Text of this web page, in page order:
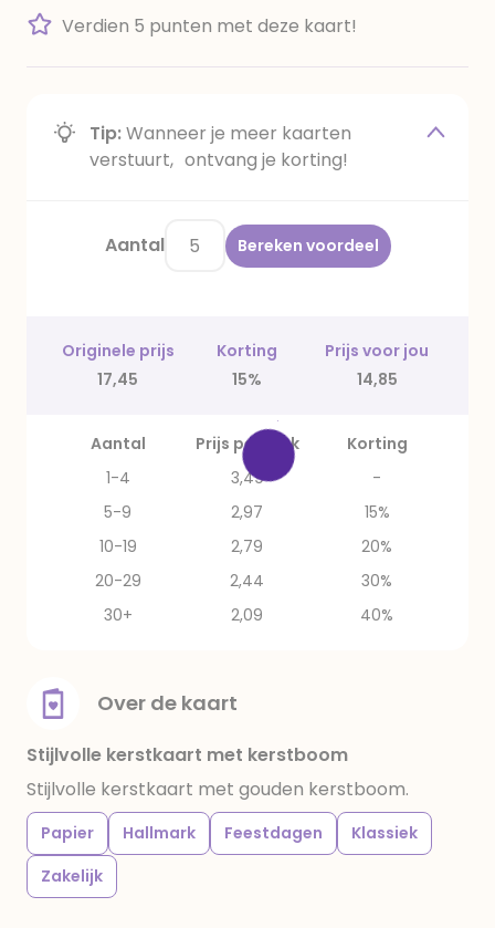
Verdien 5 punten met deze kaart!
Tip:Wanneer je meer kaarten
verstuurt, ontvang je korting!
Aantal Bereken voordeel
Originele prijs Korting
Prijs voor jou
17,45
15% 14,85
Aantal Prijs per stuk
Korting
1-4
3,49
-
5-9
2,97
15%
10-19
2,79
20%
20-29
2,44
30%
30+
2,09 40%
Over de kaart
Stijlvolle kerstkaart met kerstboom
Stijlvolle kerstkaart met gouden kerstboom.
Papier Hallmark Feestdagen
Klassiek
Zakelijk